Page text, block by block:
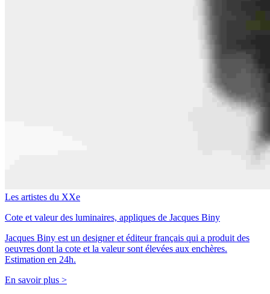
Les artistes du XXe
Cote et valeur des luminaires, appliques de Jacques Biny
Jacques Biny est un designer et éditeur français qui a produit des
oeuvres dont la cote et la valeur sont élevées aux enchères.
Estimation en 24h.
En savoir plus >